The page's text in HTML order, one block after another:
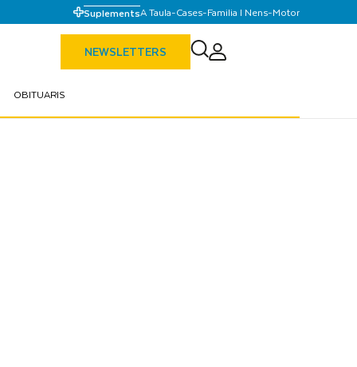
SuplementsA Taula-Cases-Familia I Nens-Motor
NEWSLETTERS
OBITUARIS